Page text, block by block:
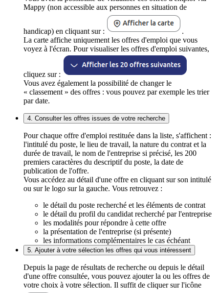
Mappy (non accessible aux personnes en situation de
handicap) en cliquant sur :
.
La carte affiche uniquement les offres d'emploi que vous
voyez à l'écran. Pour visualiser les offres d'emploi suivantes,
cliquez sur :
Vous avez également la possibilité de changer le
« classement » des offres : vous pouvez par exemple les trier
par date.
4. Consulter les offres issues de votre recherche
Pour chaque offre d'emploi restituée dans la liste, s'affichent :
l'intitulé du poste, le lieu de travail, la nature du contrat et la
durée de travail, le nom de l'entreprise si précisé, les 200
premiers caractères du descriptif du poste, la date de
publication de l'offre.
Vous accédez au détail d'une offre en cliquant sur son intitulé
ou sur le logo sur la gauche. Vous retrouvez :
le détail du poste recherché et les éléments de contrat
le détail du profil du candidat recherché par l'entreprise
les modalités pour répondre à cette offre
la présentation de l'entreprise (si présente)
les informations complémentaires le cas échéant
5. Ajouter à votre sélection les offres qui vous intéressent
Depuis la page de résultats de recherche ou depuis le détail
d'une offre consultée, vous pouvez ajouter la ou les offres de
votre choix à votre sélection. Il suffit de cliquer sur l'icône